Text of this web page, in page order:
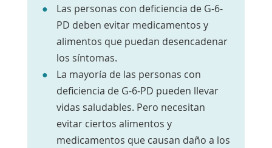
Las personas con deficiencia de G-6-
PD deben evitar medicamentos y
alimentos que puedan desencadenar
los síntomas.
La mayoría de las personas con
deficiencia de G-6-PD pueden llevar
vidas saludables. Pero necesitan
evitar ciertos alimentos y
medicamentos que causan daño a los